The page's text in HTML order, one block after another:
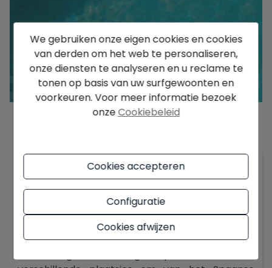
Kom en ontdek deze mooie vrijstaande villa in
Ciudad Quesada, Rojales. Deze villa op een
perceel van 255m2 heeft 3 slaapkamers,
waarvan 1 op de begane grond, en een ruime
woonkamer met veel lichtinval. De woning is
gelegen in een rustige urbanisatie vlakbij alle
We gebruiken onze eigen cookies en cookies
van derden om het web te personaliseren,
onze diensten te analyseren en u reclame te
tonen op basis van uw surfgewoonten en
voorkeuren. Voor meer informatie bezoek
onzeCookiebeleid
Cookies accepteren
Configuratie
Cookies afwijzen